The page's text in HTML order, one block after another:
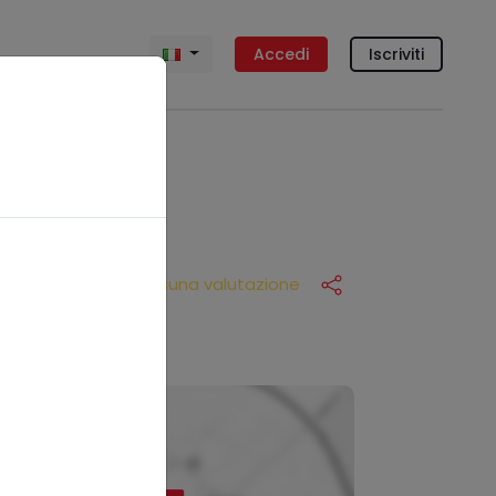
Accedi Iscriviti
Nessuna valutazione